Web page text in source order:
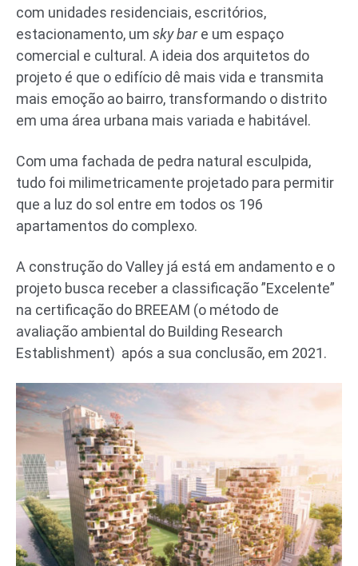
com unidades residenciais, escritórios,
estacionamento, um sky bare um espaço
comercial e cultural. A ideia dos arquitetos do
projeto é que o edifício dê mais vida e transmita
mais emoção ao bairro, transformando o distrito
em uma área urbana mais variada e habitável.
Com uma fachada de pedra natural esculpida,
tudo foi milimetricamente projetado para permitir
que a luz do sol entre em todos os 196
apartamentos do complexo.
A construção do Valley já está em andamento e o
projeto busca receber a classificação ”Excelente”
na certificação do BREEAM (o método de
avaliação ambiental do Building Research
Establishment) após a sua conclusão, em 2021.